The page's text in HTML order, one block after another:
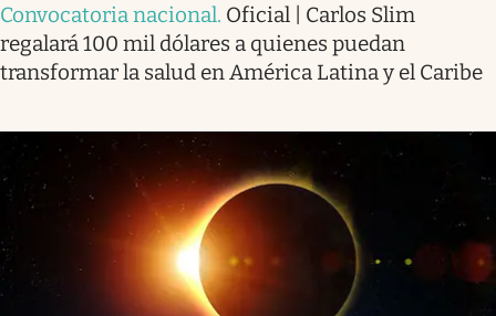
Convocatoria nacional. Oficial | Carlos Slim
regalará 100 mil dólares a quienes puedan
transformar la salud en América Latina y el Caribe